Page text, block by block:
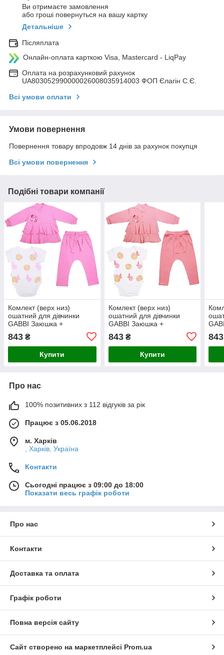
Ви отримаєте замовлення
або гроші повернуться на вашу картку
Детальніше
Післяплата
Онлайн-оплата карткою Visa, Mastercard - LiqPay
Оплата на розрахунковий рахунок
UA803052990000026008035914003 ФОП Єлагін С.Є.
Всі умови оплати
Умови повернення
Повернення товару впродовж 14 днів за рахунок покупця
Всі умови повернення
Подібні товари компанії
Комлект (верх низ)
ошатний для дівчинки
GABBI Заюшка +
подарунок боді Рожевий
розмір 68 (11730к/11729т)
843 ₴
Купити
Комлект (верх низ)
ошатний для дівчинки
GABBI Заюшка +
Персиковий на зріст 74
(11730)
843₴
Купити
на
843
Про нас
100% позитивних з 112 відгуків за рік
Працює з 05.06.2018
м. Харків
, Харків, Україна
Контакти
Сьогодні працює з 09:00 до 18:00
Показати весь графік роботи
Про нас
Контакти
Доставка та оплата
Графік роботи
Повна версія сайту
Сайт створено на маркетплейсі Prom.ua